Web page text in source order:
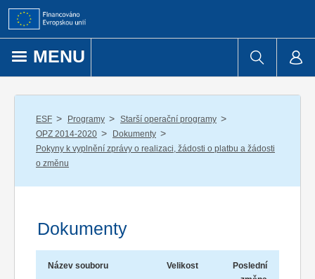
Přejít k obsahu
MENU
ESF / Programy / Starší operační programy /
OPZ 2014-2020 / Dokumenty /
Pokyny k vyplnění zprávy o realizaci, žádosti o platbu a žádosti
o změnu
Dokumenty
Název souboru Velikost
Poslední